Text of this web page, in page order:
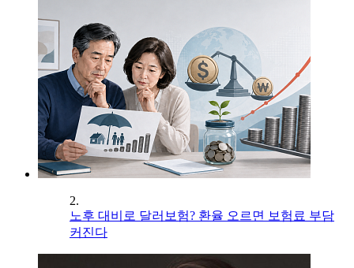
2.
노후 대비로 달러보험? 환율 오르면 보험료 부담
커진다